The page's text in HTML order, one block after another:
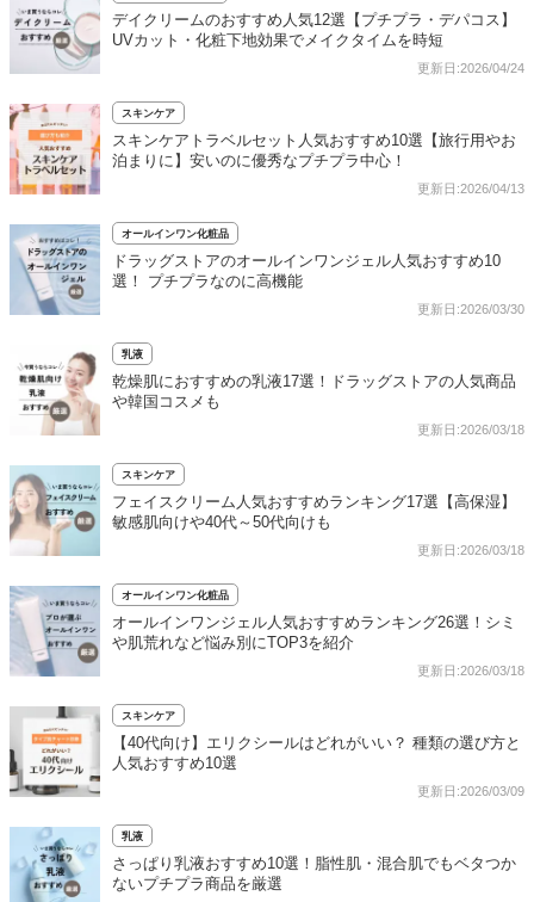
デイクリームのおすすめ人気12選【プチプラ・デパコス】
UVカット・化粧下地効果でメイクタイムを時短
更新日:2026/04/24
スキンケア
スキンケアトラベルセット人気おすすめ10選【旅行用やお
泊まりに】安いのに優秀なプチプラ中心！
更新日:2026/04/13
オールインワン化粧品
ドラッグストアのオールインワンジェル人気おすすめ10
選！ プチプラなのに高機能
更新日:2026/03/30
乳液
乾燥肌におすすめの乳液17選！ドラッグストアの人気商品
や韓国コスメも
更新日:2026/03/18
スキンケア
フェイスクリーム人気おすすめランキング17選【高保湿】
敏感肌向けや40代～50代向けも
更新日:2026/03/18
オールインワン化粧品
オールインワンジェル人気おすすめランキング26選！シミ
や肌荒れなど悩み別にTOP3を紹介
更新日:2026/03/18
スキンケア
【40代向け】エリクシールはどれがいい？ 種類の選び方と
人気おすすめ10選
更新日:2026/03/09
乳液
さっぱり乳液おすすめ10選！脂性肌・混合肌でもベタつか
ないプチプラ商品を厳選